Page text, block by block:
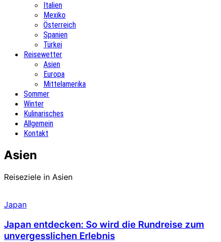
Italien
Mexiko
Österreich
Spanien
Türkei
Reisewetter
Asien
Europa
Mittelamerika
Sommer
Winter
Kulinarisches
Allgemein
Kontakt
Asien
Reiseziele in Asien
Japan
Japan entdecken: So wird die Rundreise zum
unvergesslichen Erlebnis